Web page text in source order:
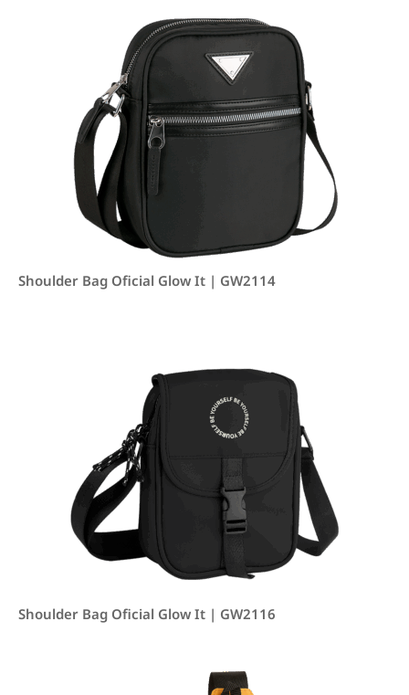
Shoulder Bag Oficial Glow It | GW2114
Shoulder Bag Oficial Glow It | GW2116